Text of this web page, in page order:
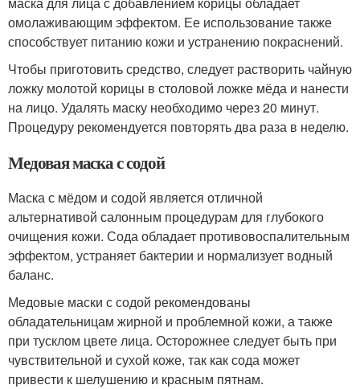
омолаживающим эффектом. Ее использование также
способствует питанию кожи и устранению покраснений.
Чтобы приготовить средство, следует растворить чайную
ложку молотой корицы в столовой ложке мёда и нанести
на лицо. Удалять маску необходимо через 20 минут.
Процедуру рекомендуется повторять два раза в неделю.
Медовая маска с содой
Маска с мёдом и содой является отличной
альтернативой салонным процедурам для глубокого
очищения кожи. Сода обладает противовоспалительным
эффектом, устраняет бактерии и нормализует водный
баланс.
Медовые маски с содой рекомендованы
обладательницам жирной и проблемной кожи, а также
при тусклом цвете лица. Осторожнее следует быть при
чувствительной и сухой коже, так как сода может
привести к шелушению и красным пятнам.